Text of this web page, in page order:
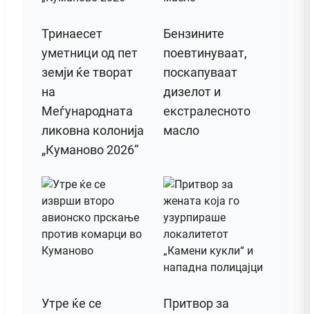
Тринаесет
уметници од пет
земји ќе творат
на
Меѓународната
ликовна колонија
„Куманово 2026“
Бензините
поевтинуваат,
поскапуваат
дизелот и
екстралесното
масло
Утре ќе се
Притвор за